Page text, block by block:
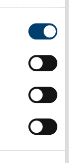
naar huis. (20)